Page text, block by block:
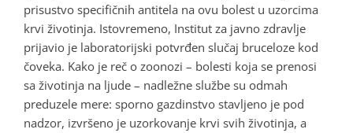
prisustvo specifičnih antitela na ovu bolest u uzorcima
krvi životinja. Istovremeno, Institut za javno zdravlje
prijavio je laboratorijski potvrđen slučaj bruceloze kod
čoveka. Kako je reč o zoonozi – bolesti koja se prenosi
sa životinja na ljude – nadležne službe su odmah
preduzele mere: sporno gazdinstvo stavljeno je pod
nadzor, izvršeno je uzorkovanje krvi svih životinja, a